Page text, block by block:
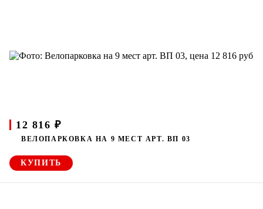
12 816 ₽
ВЕЛОПАРКОВКА НА 9 МЕСТ АРТ. ВП 03
КУПИТЬ